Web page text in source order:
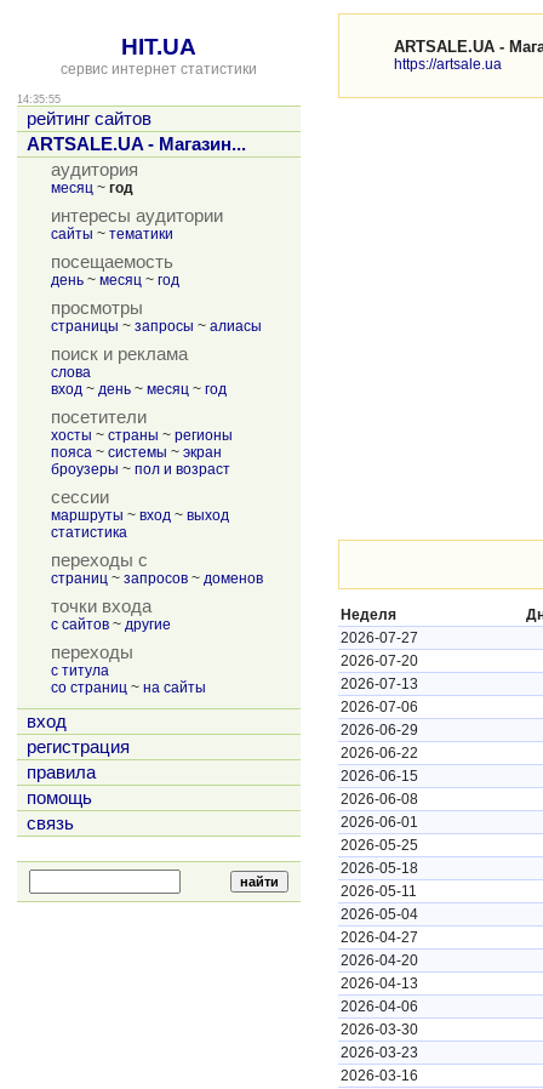
HIT.UA
сервис интернет статистики
14:35:55
рейтинг сайтов
ARTSALE.UA - Магазин...
аудитория
месяц ~ год
интересы аудитории
сайты ~ тематики
посещаемость
день ~ месяц ~ год
просмотры
страницы ~ запросы ~ алиасы
поиск и реклама
слова
вход ~ день ~ месяц ~ год
посетители
хосты ~ страны ~ регионы
пояса ~ системы ~ экран
броузеры ~ пол и возраст
сессии
маршруты ~ вход ~ выход
статистика
переходы с
страниц ~ запросов ~ доменов
точки входа
с сайтов ~ другие
переходы
с титула
со страниц ~ на сайты
вход
регистрация
правила
помощь
связь
ARTSALE.UA -
https://artsale.ua
Неделя
2026-07-27
2026-07-20
2026-07-13
2026-07-06
2026-06-29
2026-06-22
2026-06-15
2026-06-08
2026-06-01
2026-05-25
2026-05-18
2026-05-11
2026-05-04
2026-04-27
2026-04-20
2026-04-13
2026-04-06
2026-03-30
2026-03-23
2026-03-16